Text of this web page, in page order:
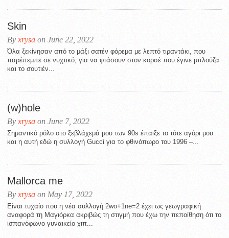
Skin
By xrysa on June 22, 2022
Όλα ξεκίνησαν από το μάξι σατέν φόρεμα με λεπτό τιραντάκι, που
παρέπεμπε σε νυχτικό, για να φτάσουν στον κορσέ που έγινε μπλούζα
και το σουτιέν...
(w)hole
By xrysa on June 7, 2022
Σημαντικό ρόλο στο ξεβλάχεμά μου των 90s έπαιξε το τότε αγόρι μου
και η αυτή εδώ η συλλογή Gucci για το φθινόπωρο του 1996 –...
Mallorca me
By xrysa on May 17, 2022
Eίναι τυχαίο που η νέα συλλογή 2wo+1ne=2 έχει ως γεωγραφική
αναφορά τη Μαγιόρκα ακριβώς τη στιγμή που έχω την πεποίθηση ότι το
ισπανόφωνο γυναικείο χιπ...